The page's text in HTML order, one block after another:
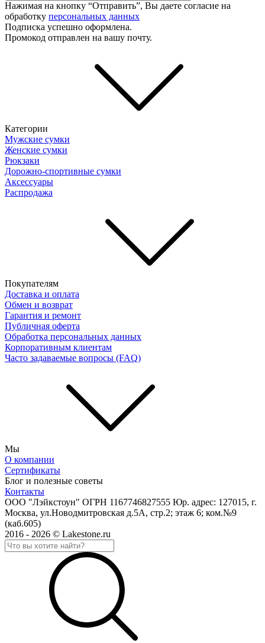
Нажимая на кнопку “Отправить”, Вы даете согласие на
обработку персональных данных
Подписка успешно оформлена.
Промокод отправлен на вашу почту.
Категории
Мужские сумки
Женские сумки
Рюкзаки
Дорожно-спортивные сумки
Аксессуары
Распродажа
Покупателям
Доставка и оплата
Обмен и возврат
Гарантия и ремонт
Публичная оферта
Обработка персональных данных
Корпоративным клиентам
Часто задаваемые вопросы (FAQ)
Мы
О компании
Сертификаты
Блог и полезные советы
Контакты
ООО "Лэйкстоун" ОГРН 1167746827555 Юр. адрес: 127015, г.
Москва, ул.Новодмитровская д.5А, стр.2; этаж 6; ком.№9
(каб.605)
2016 - 2026 © Lakestone.ru